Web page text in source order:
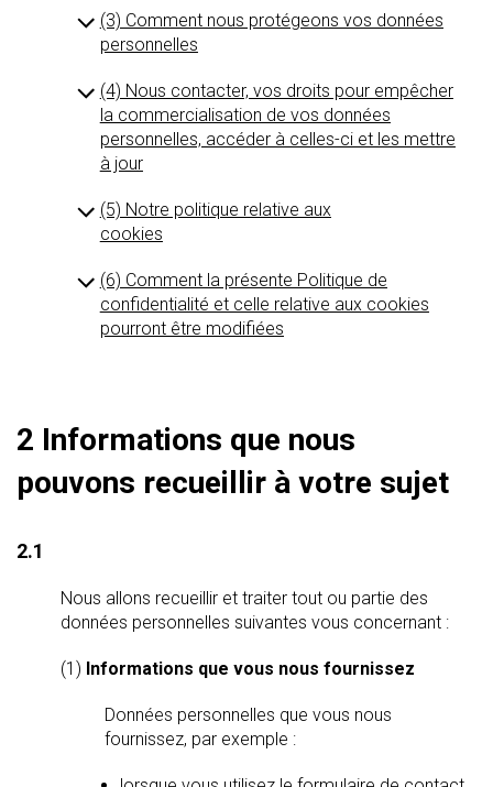
(3) Comment nous protégeons vos données
personnelles
(4) Nous contacter, vos droits pour empêcher
la commercialisation de vos données
personnelles, accéder à celles-ci et les mettre
à jour
(5) Notre politique relative aux
cookies
(6) Comment la présente Politique de
confidentialité et celle relative aux cookies
pourront être modifiées
2 Informations que nous
pouvons recueillir à votre sujet
2.1
Nous allons recueillir et traiter tout ou partie des
données personnelles suivantes vous concernant :
(1) Informations que vous nous fournissez
Données personnelles que vous nous
fournissez, par exemple :